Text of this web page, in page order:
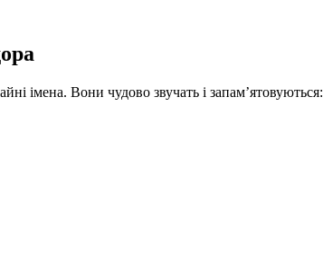
імена. Вони чудово звучать і запам’ятовуються: